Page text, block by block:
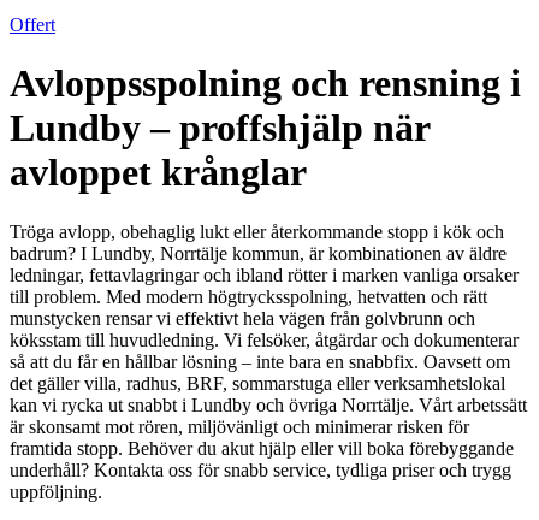
Offert
Avloppsspolning och rensning i
Lundby – proffshjälp när
avloppet krånglar
Tröga avlopp, obehaglig lukt eller återkommande stopp i kök och
badrum? I Lundby, Norrtälje kommun, är kombinationen av äldre
ledningar, fettavlagringar och ibland rötter i marken vanliga orsaker
till problem. Med modern högtrycksspolning, hetvatten och rätt
munstycken rensar vi effektivt hela vägen från golvbrunn och
köksstam till huvudledning. Vi felsöker, åtgärdar och dokumenterar
så att du får en hållbar lösning – inte bara en snabbfix. Oavsett om
det gäller villa, radhus, BRF, sommarstuga eller verksamhetslokal
kan vi rycka ut snabbt i Lundby och övriga Norrtälje. Vårt arbetssätt
är skonsamt mot rören, miljövänligt och minimerar risken för
framtida stopp. Behöver du akut hjälp eller vill boka förebyggande
underhåll? Kontakta oss för snabb service, tydliga priser och trygg
uppföljning.